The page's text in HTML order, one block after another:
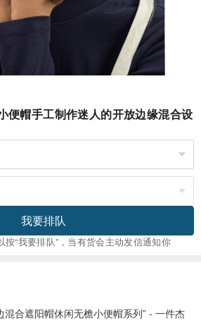
便帽手工制作迷人的开放边缘混合设
我要排队
“我要排队”，当有货会主动发信通知你
混合遮阳帽休闲无檐小便帽系列” - 一件杰